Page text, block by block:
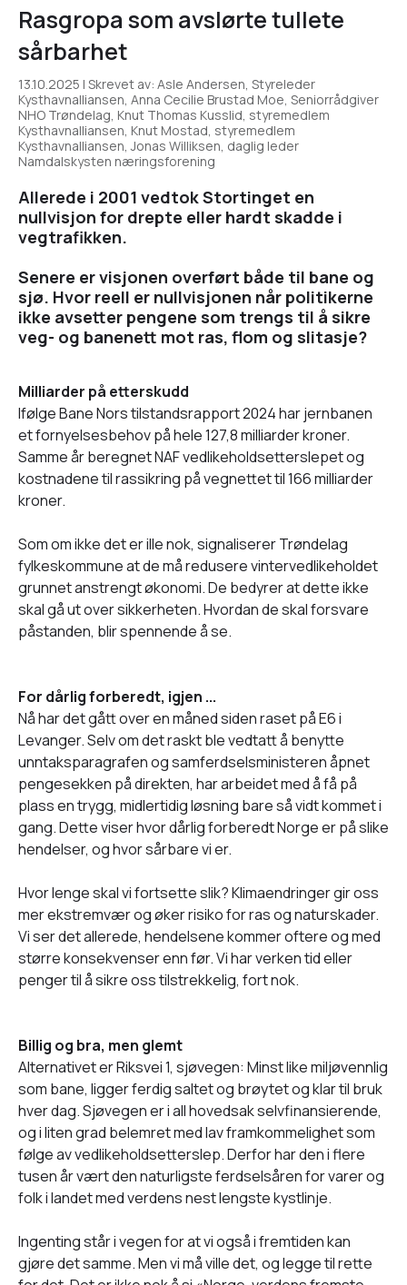
Rasgropa som avslørte tullete
sårbarhet
13.10.2025 | Skrevet av: Asle Andersen, Styreleder
Kysthavnalliansen, Anna Cecilie Brustad Moe, Seniorrådgiver
NHO Trøndelag, Knut Thomas Kusslid, styremedlem
Kysthavnalliansen, Knut Mostad, styremedlem
Kysthavnalliansen, Jonas Williksen, daglig leder
Namdalskysten næringsforening
Allerede i 2001 vedtok Stortinget en
nullvisjon for drepte eller hardt skadde i
vegtrafikken.
Senere er visjonen overført både til bane og
sjø. Hvor reell er nullvisjonen når politikerne
ikke avsetter pengene som trengs til å sikre
veg- og banenett mot ras, flom og slitasje?
Milliarder på etterskudd
Ifølge Bane Nors tilstandsrapport 2024 har jernbanen
et fornyelsesbehov på hele 127,8 milliarder kroner.
Samme år beregnet NAF vedlikeholdsetterslepet og
kostnadene til rassikring på vegnettet til 166 milliarder
kroner.
Som om ikke det er ille nok, signaliserer Trøndelag
fylkeskommune at de må redusere vintervedlikeholdet
grunnet anstrengt økonomi. De bedyrer at dette ikke
skal gå ut over sikkerheten. Hvordan de skal forsvare
påstanden, blir spennende å se.
For dårlig forberedt, igjen ...
Nå har det gått over en måned siden raset på E6 i
Levanger. Selv om det raskt ble vedtatt å benytte
unntaksparagrafen og samferdselsministeren åpnet
pengesekken på direkten, har arbeidet med å få på
plass en trygg, midlertidig løsning bare så vidt kommet i
gang. Dette viser hvor dårlig forberedt Norge er på slike
hendelser, og hvor sårbare vi er.
Hvor lenge skal vi fortsette slik? Klimaendringer gir oss
mer ekstremvær og øker risiko for ras og naturskader.
Vi ser det allerede, hendelsene kommer oftere og med
større konsekvenser enn før. Vi har verken tid eller
penger til å sikre oss tilstrekkelig, fort nok.
Billig og bra, men glemt
Alternativet er Riksvei 1, sjøvegen: Minst like miljøvennlig
som bane, ligger ferdig saltet og brøytet og klar til bruk
hver dag. Sjøvegen er i all hovedsak selvfinansierende,
og i liten grad belemret med lav framkommelighet som
følge av vedlikeholdsetterslep. Derfor har den i flere
tusen år vært den naturligste ferdselsåren for varer og
folk i landet med verdens nest lengste kystlinje.
Ingenting står i vegen for at vi også i fremtiden kan
gjøre det samme. Men vi må ville det, og legge til rette